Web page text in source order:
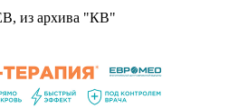
из архива "КВ"